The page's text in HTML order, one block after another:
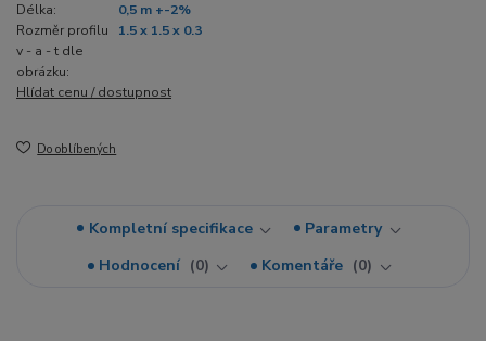
Délka:
0,5 m +-2%
Rozměr profilu
v - a - t dle
obrázku:
1.5 x 1.5 x 0.3
Hlídat cenu / dostupnost
Do oblíbených
Kompletní specifikace
Parametry
Hodnocení
0 Komentáře 0